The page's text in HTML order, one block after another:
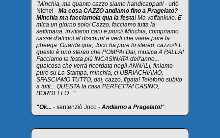
"Minchia, ma quanto cazzo siamo handicappati! - urlò
Nichel - Ma cosa CAZZO andiamo fino a Pragelato?
Minchia ma facciamola qua la festa! Ma vaffankulo. E
mica un giorno solo! Cazzo, facciamo tutta la
settimana, invitiamo cani e porci! Minchia, compriamo
casse d'alcool al discount e vedi che viene pure la
pheega. Guarda qua, Joco ha pure lo stereo, cazzo!!! E
questo è uno stereo che POMPA! Dai, musica A PALLA!
Facciamo la festa più INCASINATA dell'anno...
qualcosa che verrà ricordata negli ANNALI, finiamo
pure su La Stampa, minchia, ci UBRIACHIAMO,
SFASCIAMO TUTTO, dai, cazzo, figata! Telefono subito
a tutti... QUESTA la casa PERFETTA! CASINO,
BORDELLO..."
"Ok... - sentenziò Joco - Andiamo a Pragelato!"